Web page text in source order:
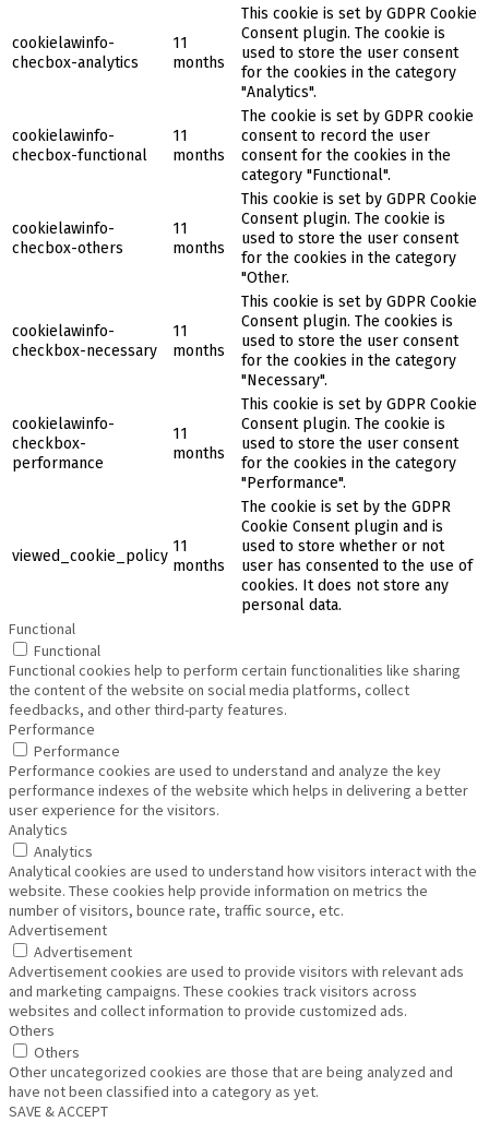
cookielawinfo-
checbox-analytics
11
months
This cookie is set by GDPR Cookie
Consent plugin. The cookie is
used to store the user consent
for the cookies in the category
"Analytics".
cookielawinfo-
checbox-functional
11
months
The cookie is set by GDPR cookie
consent to record the user
consent for the cookies in the
category "Functional".
cookielawinfo-
checbox-others
11
months
This cookie is set by GDPR Cookie
Consent plugin. The cookie is
used to store the user consent
for the cookies in the category
"Other.
cookielawinfo-
checkbox-necessary
11
months
This cookie is set by GDPR Cookie
Consent plugin. The cookies is
used to store the user consent
for the cookies in the category
"Necessary".
cookielawinfo-
checkbox-
performance
11
months
This cookie is set by GDPR Cookie
Consent plugin. The cookie is
used to store the user consent
for the cookies in the category
"Performance".
viewed_cookie_policy
11
months
The cookie is set by the GDPR
Cookie Consent plugin and is
used to store whether or not
user has consented to the use of
cookies. It does not store any
personal data.
Functional
Functional
Functional cookies help to perform certain functionalities like sharing
the content of the website on social media platforms, collect
feedbacks, and other third-party features.
Performance
Performance
Performance cookies are used to understand and analyze the key
performance indexes of the website which helps in delivering a better
user experience for the visitors.
Analytics
Analytics
Analytical cookies are used to understand how visitors interact with the
website. These cookies help provide information on metrics the
number of visitors, bounce rate, traffic source, etc.
Advertisement
Advertisement
Advertisement cookies are used to provide visitors with relevant ads
and marketing campaigns. These cookies track visitors across
websites and collect information to provide customized ads.
Others
Others
Other uncategorized cookies are those that are being analyzed and
have not been classified into a category as yet.
SAVE & ACCEPT